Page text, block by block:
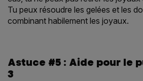
Tu peux résoudre les gelées et les
combinant habilement les joyaux.
Astuce #5 : Aide pour le
3